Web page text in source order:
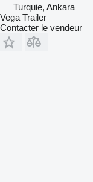
Turquie, Ankara
Vega Trailer
Contacter le vendeur